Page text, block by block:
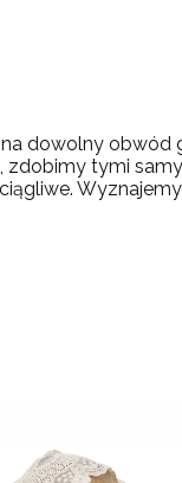
dowolny obwód
tymi